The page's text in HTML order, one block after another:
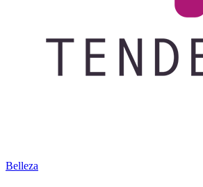
Belleza